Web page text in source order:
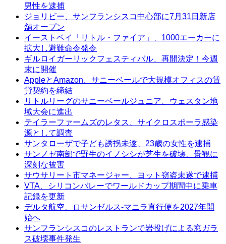
男性を逮捕
ジョリビー、サンフランシスコ中心部に7月31日新店
舗オープン
イーストベイ「リトル・ファイア」、1000エーカーに
拡大し避難命令発令
ギルロイガーリックフェスティバル、再開決定！今週
末に開催
AppleとAmazon、サニーベールで大規模オフィスの賃
貸契約を締結
リトルリーグのサニーベールジュニア、ウェスタン地
域大会に進出
テイラーファームズのレタス、サイクロスポーラ感染
源として調査
サンタローザで子ども誘拐未遂、23歳の女性を逮捕
サンノゼ南部で野生のイノシシが芝生を破壊、景観に
深刻な被害
サウサリート市マネージャー、ヨット窃盗未遂で逮捕
VTA、シリコンバレーでワールドカップ期間中に乗車
記録を更新
デルタ航空、ロサンゼルス-マニラ直行便を2027年開
始へ
サンフランシスコのレストランで岩投げによる窓ガラ
ス破壊事件発生